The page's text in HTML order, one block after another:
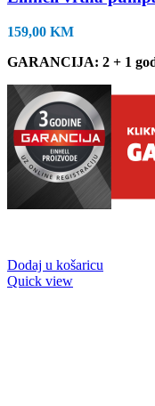
159,00 KM
GARANCIJA: 2 + 1
Dodaj u košaricu
Quick view